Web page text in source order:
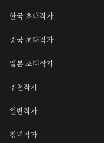
한국 초대작가
중국 초대작가
일본 초대작가
추천작가
일반작가
청년작가